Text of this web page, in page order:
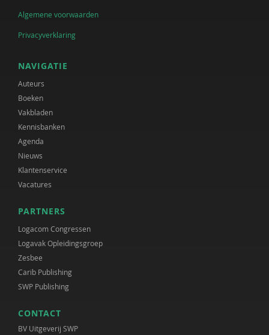
Algemene voorwaarden
Privacyverklaring
NAVIGATIE
Auteurs
Boeken
Vakbladen
Kennisbanken
Agenda
Nieuws
Klantenservice
Vacatures
PARTNERS
Logacom Congressen
Logavak Opleidingsgroep
Zesbee
Carib Publishing
SWP Publishing
CONTACT
BV Uitgeverij SWP